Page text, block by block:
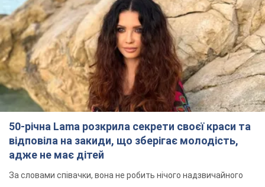
50-річна Lama розкрила секрети своєї краси та
відповіла на закиди, що зберігає молодість,
адже не має дітей
За словами співачки, вона не робить нічого надзвичайного